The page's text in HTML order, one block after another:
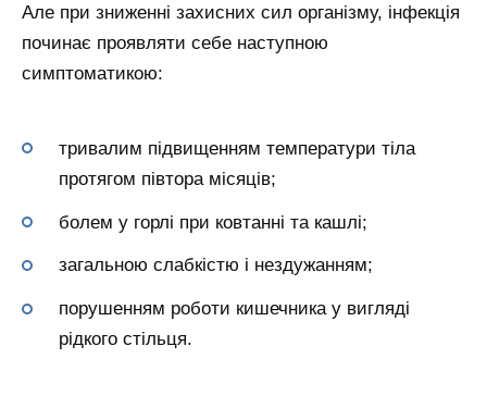
Але при зниженні захисних сил організму, інфекція
починає проявляти себе наступною
симптоматикою:
тривалим підвищенням температури тіла
протягом півтора місяців;
болем у горлі при ковтанні та кашлі;
загальною слабкістю і нездужанням;
порушенням роботи кишечника у вигляді
рідкого стільця.